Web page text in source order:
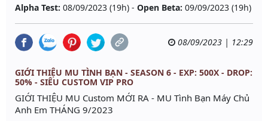
Alpha Test: 08/09/2023 (19h) - Open Beta: 09/09/2023 (19h)
08/09/2023 | 12:29
GIỚI THIỆU MU TÌNH BẠN - SEASON 6 - EXP: 500X - DROP:
50% - SIÊU CUSTOM VIP PRO
GIỚI THIỆU MU Custom MỚI RA - MU Tình Bạn Máy Chủ
Anh Em THÁNG 9/2023